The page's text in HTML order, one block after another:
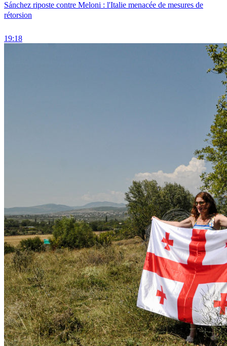
Sánchez riposte contre Meloni : l'Italie menacée de mesures de
rétorsion
19:18